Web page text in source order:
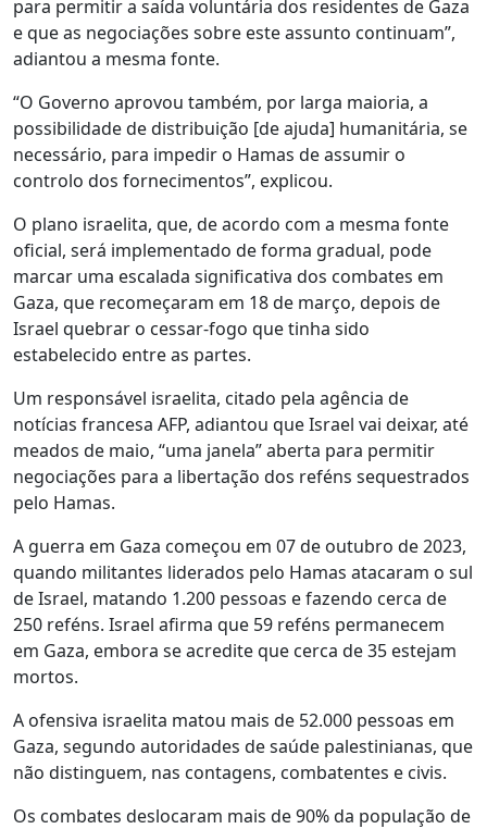
para permitir a saída voluntária dos residentes de Gaza
e que as negociações sobre este assunto continuam”,
adiantou a mesma fonte.
“O Governo aprovou também, por larga maioria, a
possibilidade de distribuição [de ajuda] humanitária, se
necessário, para impedir o Hamas de assumir o
controlo dos fornecimentos”, explicou.
O plano israelita, que, de acordo com a mesma fonte
oficial, será implementado de forma gradual, pode
marcar uma escalada significativa dos combates em
Gaza, que recomeçaram em 18 de março, depois de
Israel quebrar o cessar-fogo que tinha sido
estabelecido entre as partes.
Um responsável israelita, citado pela agência de
notícias francesa AFP, adiantou que Israel vai deixar, até
meados de maio, “uma janela” aberta para permitir
negociações para a libertação dos reféns sequestrados
pelo Hamas.
A guerra em Gaza começou em 07 de outubro de 2023,
quando militantes liderados pelo Hamas atacaram o sul
de Israel, matando 1.200 pessoas e fazendo cerca de
250 reféns. Israel afirma que 59 reféns permanecem
em Gaza, embora se acredite que cerca de 35 estejam
mortos.
A ofensiva israelita matou mais de 52.000 pessoas em
Gaza, segundo autoridades de saúde palestinianas, que
não distinguem, nas contagens, combatentes e civis.
Os combates deslocaram mais de 90% da população de